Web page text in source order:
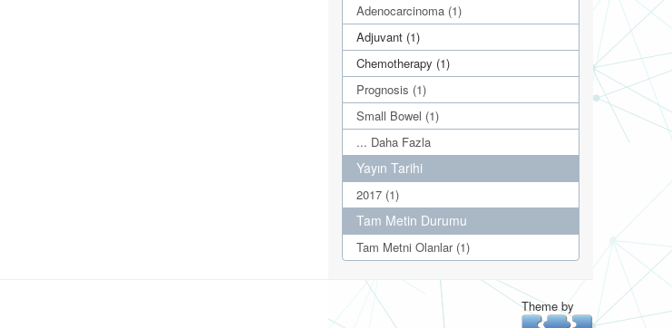
Adenocarcinoma (1)
Adjuvant (1)
Chemotherapy (1)
Prognosis (1)
Small Bowel (1)
... Daha Fazla
Yayın Tarihi
2017 (1)
Tam Metin Durumu
Tam Metni Olanlar (1)
Theme by